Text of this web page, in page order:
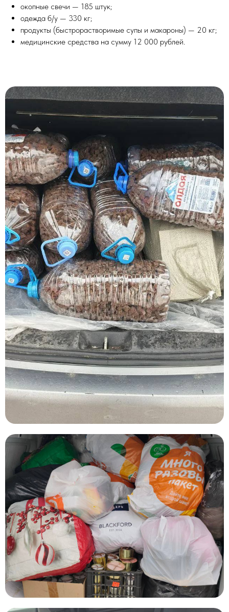
окопные свечи — 185 штук;
одежда б/у — 330 кг;
продукты (быстрорастворимые супы и макароны) — 20 кг;
медицинские средства на сумму 12 000 рублей.